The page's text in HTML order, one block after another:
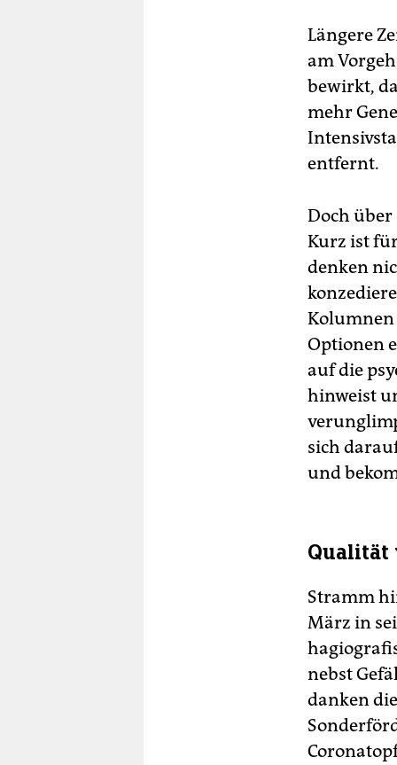
Längere
am
bewirkt,
mehr
entfernt.
Doch
Kurz ist
denken
Kolumnen
Optionen
auf die
hinweist
sich
und
Qualität
Stramm
März in
nebst
danken